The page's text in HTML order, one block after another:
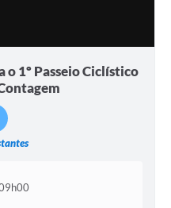
o 1º Passeio Ciclístico